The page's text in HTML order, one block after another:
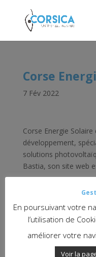
Corse
7 Fév 2022
Corse Energie
développement,
solutions
Bastia, son site web
En poursuivant votre
l’utilisation de
améliorer votre
Voir la